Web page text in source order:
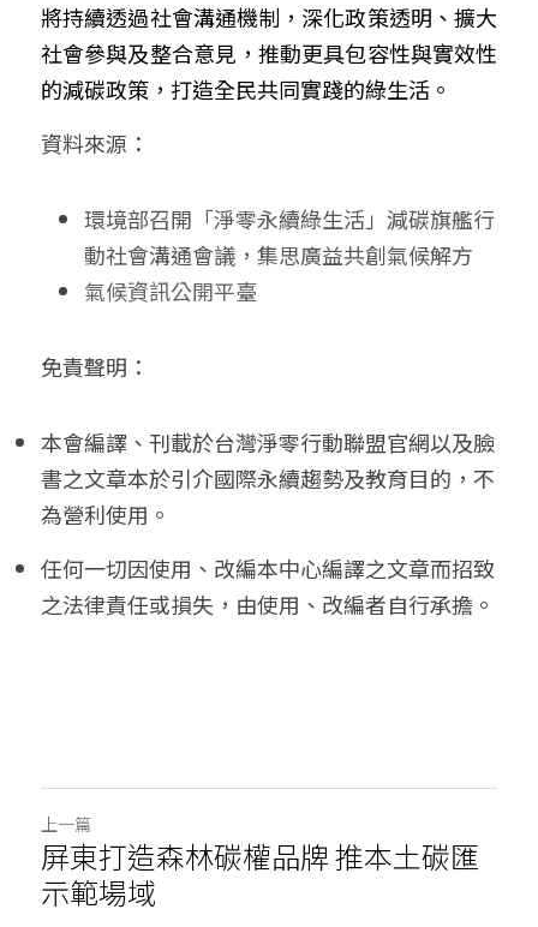
將持續透過社會溝通機制，深化政策透明、擴大
社會參與及整合意見，推動更具包容性與實效性
的減碳政策，打造全民共同實踐的綠生活。
資料來源：
環境部召開「淨零永續綠生活」減碳旗艦行
動社會溝通會議，集思廣益共創氣候解方
氣候資訊公開平臺
免責聲明：
本會編譯、刊載於台灣淨零行動聯盟官網以及臉
書之文章本於引介國際永續趨勢及教育目的，不
為營利使用。
任何一切因使用、改編本中心編譯之文章而招致
之法律責任或損失，由使用、改編者自行承擔。
上一篇
屏東打造森林碳權品牌 推本土碳匯
示範場域